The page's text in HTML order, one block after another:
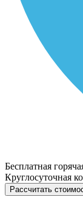
Бесплатная
Круглосуточная
Рассчитать